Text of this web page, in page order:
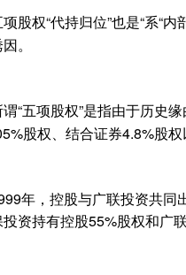
权“代持归位”也是“系“内
。
五项股权”是指由于历史缘
股权、结合证券4.8%股权
，控股与广联投资共同
资持有控股55%股权和广